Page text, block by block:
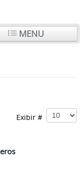
MENU
Exibir #